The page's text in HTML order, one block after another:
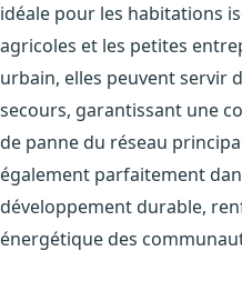
idéale pour les habitations
agricoles et les petites
urbain, elles peuvent servir
secours, garantissant une
de panne du réseau
également parfaitement
développement durable,
énergétique des